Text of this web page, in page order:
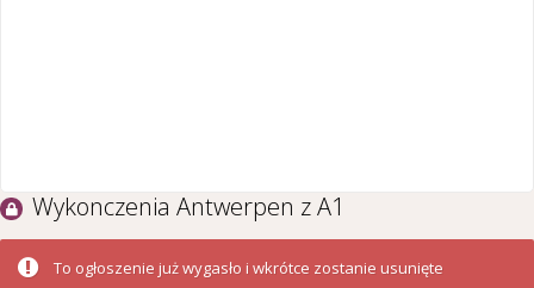
Wykonczenia Antwerpen z A1
To ogłoszenie już wygasło i wkrótce zostanie usunięte